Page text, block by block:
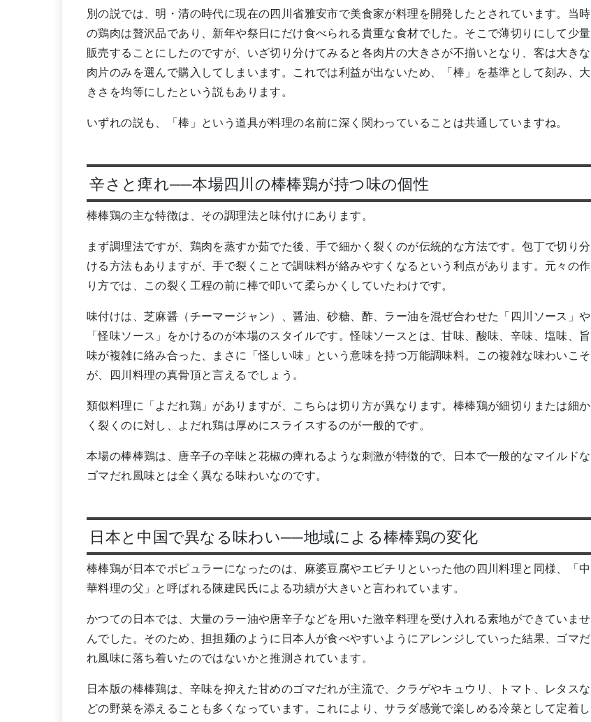
別の説では、明・清の時代に現在の四川省雅安市で美食家が料理を開発したとされています。当時
の鶏肉は贅沢品であり、新年や祭日にだけ食べられる貴重な食材でした。そこで薄切りにして少量
販売することにしたのですが、いざ切り分けてみると各肉片の大きさが不揃いとなり、客は大きな
肉片のみを選んで購入してしまいます。これでは利益が出ないため、「棒」を基準として刻み、大
きさを均等にしたという説もあります。
いずれの説も、「棒」という道具が料理の名前に深く関わっていることは共通していますね。
辛さと痺れ──本場四川の棒棒鶏が持つ味の個性
棒棒鶏の主な特徴は、その調理法と味付けにあります。
まず調理法ですが、鶏肉を蒸すか茹でた後、手で細かく裂くのが伝統的な方法です。包丁で切り分
ける方法もありますが、手で裂くことで調味料が絡みやすくなるという利点があります。元々の作
り方では、この裂く工程の前に棒で叩いて柔らかくしていたわけです。
味付けは、芝麻醤（チーマージャン）、醤油、砂糖、酢、ラー油を混ぜ合わせた「四川ソース」や
「怪味ソース」をかけるのが本場のスタイルです。怪味ソースとは、甘味、酸味、辛味、塩味、旨
味が複雑に絡み合った、まさに「怪しい味」という意味を持つ万能調味料。この複雑な味わいこそ
が、四川料理の真骨頂と言えるでしょう。
類似料理に「よだれ鶏」がありますが、こちらは切り方が異なります。棒棒鶏が細切りまたは細か
く裂くのに対し、よだれ鶏は厚めにスライスするのが一般的です。
本場の棒棒鶏は、唐辛子の辛味と花椒の痺れるような刺激が特徴的で、日本で一般的なマイルドな
ゴマだれ風味とは全く異なる味わいなのです。
日本と中国で異なる味わい──地域による棒棒鶏の変化
棒棒鶏が日本でポピュラーになったのは、麻婆豆腐やエビチリといった他の四川料理と同様、「中
華料理の父」と呼ばれる陳建民氏による功績が大きいと言われています。
かつての日本では、大量のラー油や唐辛子などを用いた激辛料理を受け入れる素地ができていませ
んでした。そのため、担担麺のように日本人が食べやすいようにアレンジしていった結果、ゴマだ
れ風味に落ち着いたのではないかと推測されています。
日本版の棒棒鶏は、辛味を抑えた甘めのゴマだれが主流で、クラゲやキュウリ、トマト、レタスな
どの野菜を添えることも多くなっています。これにより、サラダ感覚で楽しめる冷菜として定着し